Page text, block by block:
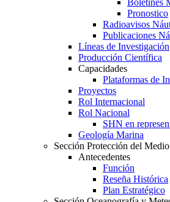
Boletines
Pronostico
Radioavisos
Publicaciones
Líneas de Investigación
Producción Científica
Capacidades
Plataformas de
Proyectos
Rol Internacional
Rol Nacional
SHN en
Geología Marina
Sección Protección del
Antecedentes
Función
Reseña Histórica
Plan Estratégico